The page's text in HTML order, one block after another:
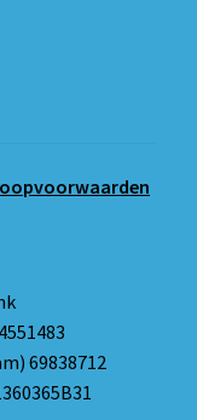
69838712